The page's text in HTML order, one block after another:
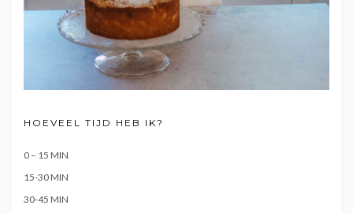
HOEVEEL TIJD HEB IK?
0 – 15 MIN
15-30 MIN
30-45 MIN